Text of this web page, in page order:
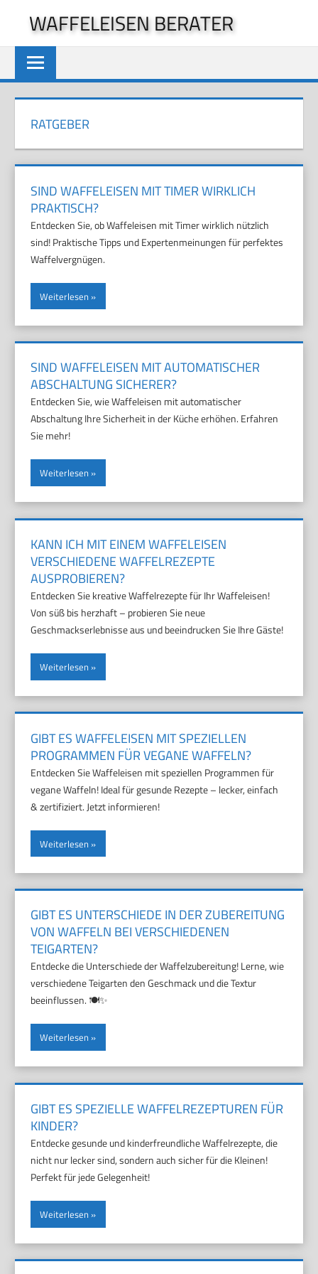
springen
WAFFELEISEN BERATER
RATGEBER
SIND WAFFELEISEN MIT TIMER WIRKLICH
PRAKTISCH?
Entdecken Sie, ob Waffeleisen mit Timer wirklich nützlich
sind! Praktische Tipps und Expertenmeinungen für perfektes
Waffelvergnügen.
Weiterlesen
SIND WAFFELEISEN MIT AUTOMATISCHER
ABSCHALTUNG SICHERER?
Entdecken Sie, wie Waffeleisen mit automatischer
Abschaltung Ihre Sicherheit in der Küche erhöhen. Erfahren
Sie mehr!
Weiterlesen
KANN ICH MIT EINEM WAFFELEISEN
VERSCHIEDENE WAFFELREZEPTE
AUSPROBIEREN?
Entdecken Sie kreative Waffelrezepte für Ihr Waffeleisen!
Von süß bis herzhaft – probieren Sie neue
Geschmackserlebnisse aus und beeindrucken Sie Ihre Gäste!
Weiterlesen
GIBT ES WAFFELEISEN MIT SPEZIELLEN
PROGRAMMEN FÜR VEGANE WAFFELN?
Entdecken Sie Waffeleisen mit speziellen Programmen für
vegane Waffeln! Ideal für gesunde Rezepte – lecker, einfach
& zertifiziert. Jetzt informieren!
Weiterlesen
GIBT ES UNTERSCHIEDE IN DER ZUBEREITUNG
VON WAFFELN BEI VERSCHIEDENEN
TEIGARTEN?
Entdecke die Unterschiede der Waffelzubereitung! Lerne, wie
verschiedene Teigarten den Geschmack und die Textur
beeinflussen. 🍽️✨
Weiterlesen
GIBT ES SPEZIELLE WAFFELREZEPTUREN FÜR
KINDER?
Entdecke gesunde und kinderfreundliche Waffelrezepte, die
nicht nur lecker sind, sondern auch sicher für die Kleinen!
Perfekt für jede Gelegenheit!
Weiterlesen